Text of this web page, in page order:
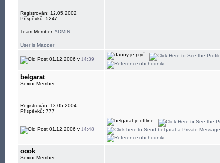
Registrován: 12.05.2002
Příspěvků: 5247
Team Member: ADMIN
User is Mapper
01.12.2006 v 14:39
belgarat
Senior Member
Registrován: 13.05.2004
Příspěvků: 777
01.12.2006 v 14:48
oook
Senior Member